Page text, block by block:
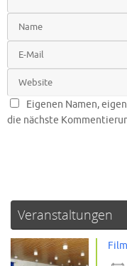
Eigenen Namen,
die nächste
Veranstaltungen